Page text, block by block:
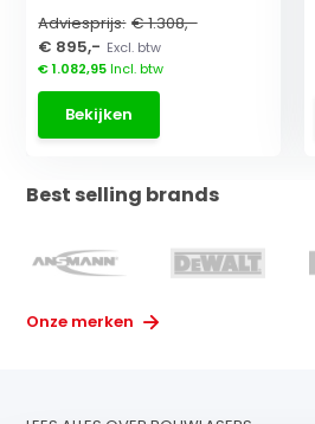
Adviesprijs: € 1.308,-
€ 895,- Excl. btw
€ 1.082,95Incl. btw
Bekijken
Best selling brands
Onze merken